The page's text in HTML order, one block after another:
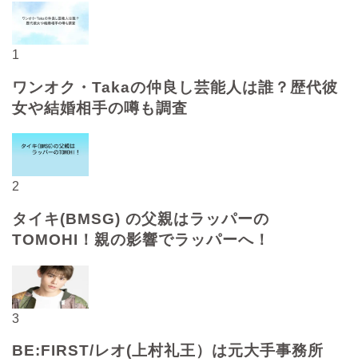
1
ワンオク・Takaの仲良し芸能人は誰？歴代彼
女や結婚相手の噂も調査
2
タイキ(BMSG) の父親はラッパーの
TOMOHI！親の影響でラッパーへ！
3
BE:FIRST/レオ(上村礼王）は元大手事務所